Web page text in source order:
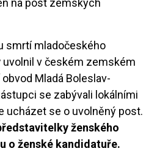
na post zemských
smrtí mladočeského
uvolnil v českém zemském
Mladá Boleslav-
se zabývali lokálními
ucházet se o uvolněný post.
ženského
o ženské kandidatuře.